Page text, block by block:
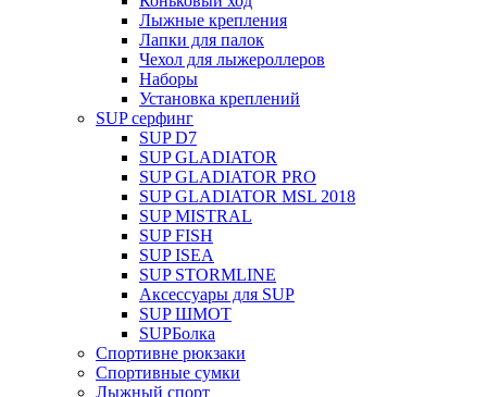
Лыжные крепления
Лапки для палок
Чехол для лыжероллеров
Наборы
Установка креплений
SUP серфинг
SUP D7
SUP GLADIATOR
SUP GLADIATOR PRO
SUP GLADIATOR MSL 2018
SUP MISTRAL
SUP FISH
SUP ISEA
SUP STORMLINE
Аксессуары для SUP
SUP ШМОТ
SUPБолка
Спортивне рюкзаки
Спортивные сумки
Лыжный спорт